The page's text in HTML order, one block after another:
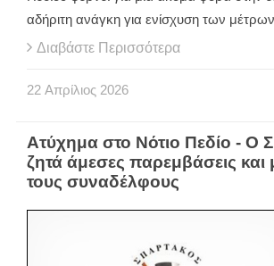
αδήριτη ανάγκη για ενίσχυση των μέτρων
Διαβάστε Περισσότερα
22 Απρίλιος 2026
Ατύχημα στο Νότιο Πεδίο -
ζητά άμεσες παρεμβάσεις και
τους συναδέλφους